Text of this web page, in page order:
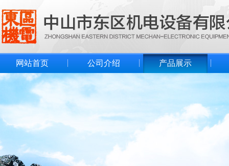
网站首页 公司介绍 产品展示